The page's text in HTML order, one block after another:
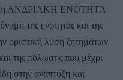
ΑΝΔΡΙΑΚΗ ΕΝΟΤΗΤΑ
της ενότητας και της
οριστική λύση ζητημάτων
της πόλωσης που μέχρι
στην ανάπτυξη και